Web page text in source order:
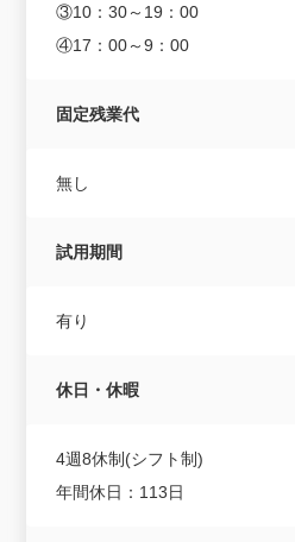
③10：30～19：00
④17：00～9：00
固定残業代
無し
試用期間
有り
休日・休暇
4週8休制(シフト制)
年間休日：113日